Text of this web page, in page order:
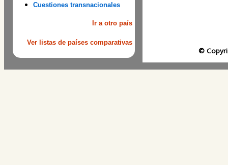
Cuestiones transnacionales
Ir a otro país
Ver listas de países comparativas
©